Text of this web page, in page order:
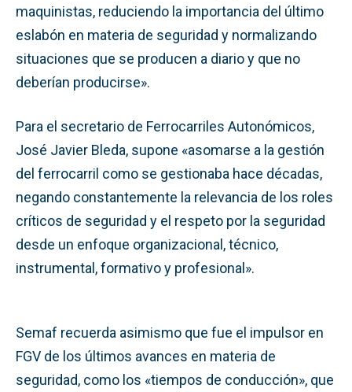
maquinistas, reduciendo la importancia del último
eslabón en materia de seguridad y normalizando
situaciones que se producen a diario y que no
deberían producirse».
Para el secretario de Ferrocarriles Autonómicos,
José Javier Bleda, supone «asomarse a la gestión
del ferrocarril como se gestionaba hace décadas,
negando constantemente la relevancia de los roles
críticos de seguridad y el respeto por la seguridad
desde un enfoque organizacional, técnico,
instrumental, formativo y profesional».
Semaf recuerda asimismo que fue el impulsor en
FGV de los últimos avances en materia de
seguridad, como los «tiempos de conducción», que